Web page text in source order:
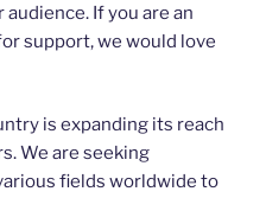
If you are an
support, we would love
is expanding its reach
We are seeking
fields worldwide to